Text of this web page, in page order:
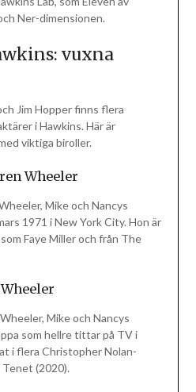
Ner-dimensionen.
vuxna
Jim Hopper finns flera
i Hawkins. Här är
viktiga biroller.
Wheeler
Mike och Nancys
1971 i New York City. Hon är
Faye Miller och från The
Mike och Nancys
som hellre tittar på TV i
i flera Christopher Nolan-
(2020).